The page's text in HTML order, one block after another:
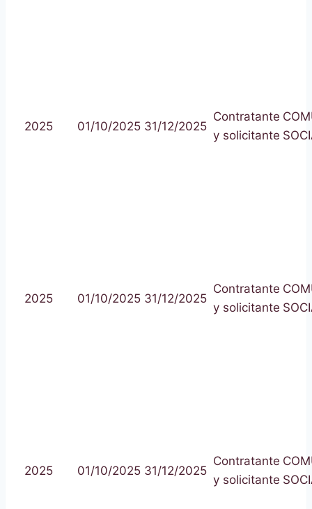
2025 01/10/2025 31/12/2025
Contratante
y solicitante
2025 01/10/2025 31/12/2025
Contratante
y solicitante
2025 01/10/2025 31/12/2025
Contratante
y solicitante